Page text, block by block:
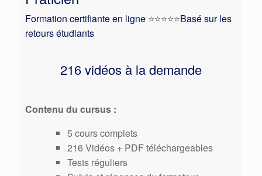
Formation certifiante en ligne ⭐️⭐️⭐️⭐️⭐️Basé sur les
retours étudiants
216 vidéos à la demande
Contenu du cursus :
5 cours complets
216 Vidéos + PDF téléchargeables
Tests réguliers